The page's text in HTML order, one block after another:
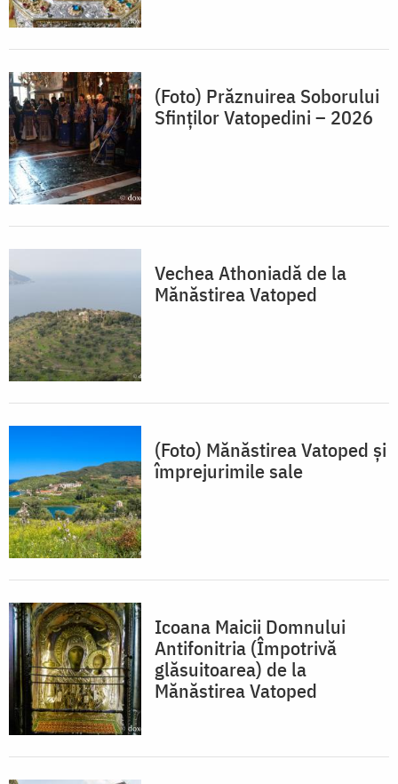
(Foto) Prăznuirea Soborului
Sfinților Vatopedini – 2026
Vechea Athoniadă de la
Mănăstirea Vatoped
(Foto) Mănăstirea Vatoped și
împrejurimile sale
Icoana Maicii Domnului
Antifonitria (Împotrivă
glăsuitoarea) de la
Mănăstirea Vatoped